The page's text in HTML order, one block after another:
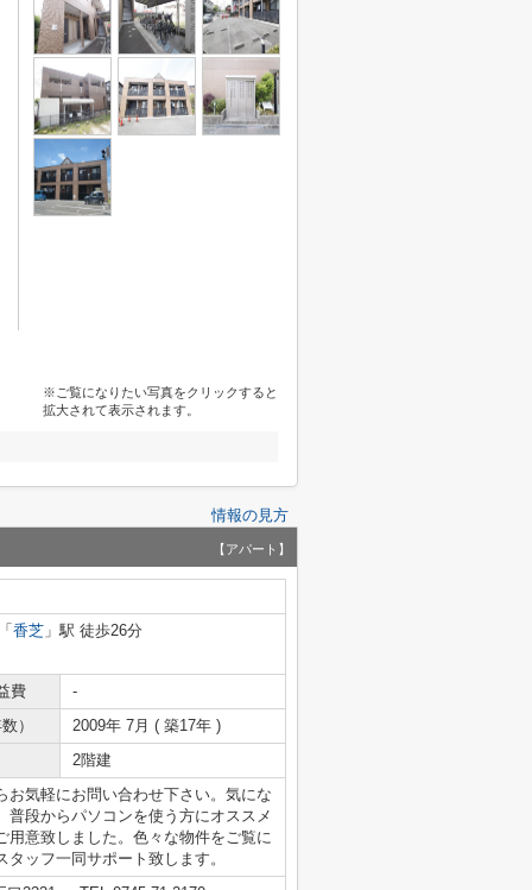
※ご覧になりたい写真をクリックすると
拡大されて表示されます。
情報の見方
【アパート】
「 香芝 」駅 徒歩26分
費
-
）
2009年 7月 ( 築17年 )
2階建
お気軽にお問い合わせ下さい。気にな
段からパソコンを使う方にオススメ
意致しました。色々な物件をご覧に
ッフ一同サポート致します。